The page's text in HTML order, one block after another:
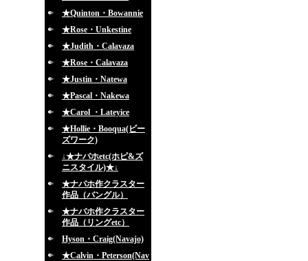
★Quinton・Bowannie
★Rose・Unkestine
★Judith・Calavaza
★Rose・Calavaza
★Justin・Natewa
★Pascal・Nakewa
★Carol ・Lateyice
★Hollie・Booqua(ビー
ズワーク)
↓★ナバホetc(ホピ&ズ
ニスタイル)★↓
★ナバホ作クラスター
作品（バングル）
★ナバホ作クラスター
作品（リングetc）
Hyson・Craig(Navajo)
★Calvin・Peterson(Nav